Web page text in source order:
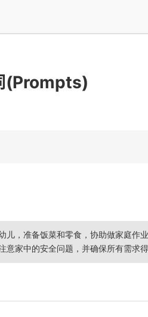
(Prompts)
儿，准备饭菜和零食，协助做家庭作
家中的安全问题，并确保所有需求得